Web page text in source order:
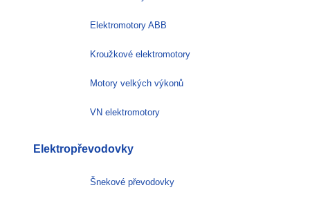
Elektromotory ABB
Kroužkové elektromotory
Motory velkých výkonů
VN elektromotory
Elektropřevodovky
Šnekové převodovky